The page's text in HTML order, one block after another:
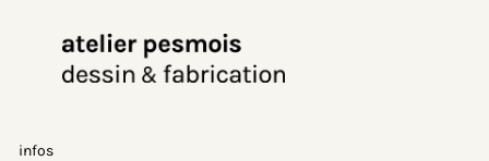
contenu
infos